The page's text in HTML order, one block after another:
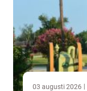
03 augusti 2026